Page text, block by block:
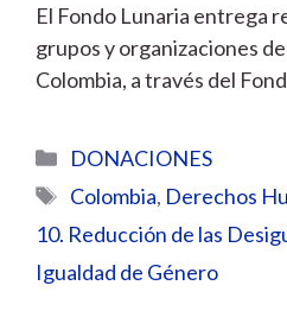
El Fondo Lunaria entrega
grupos y organizaciones
Colombia, a través del
Categorías
DONACIONES
Etiquetas
Colombia, Derechos
10. Reducción de las
Igualdad de Género